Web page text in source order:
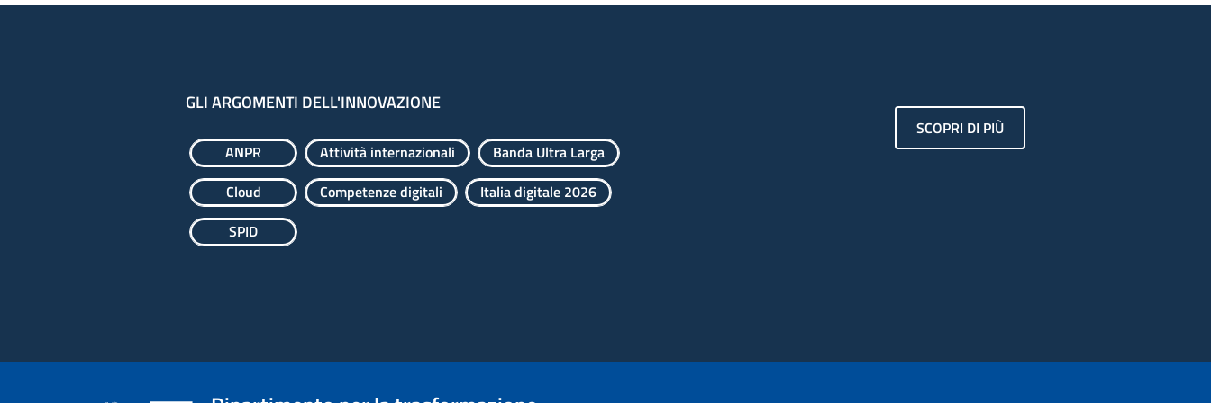
GLI ARGOMENTI DELL'INNOVAZIONE
ANPR Attività internazionali
Banda Ultra Larga
Cloud
Competenze digitali
Italia digitale 2026
SPID
SCOPRI DI PIÙ